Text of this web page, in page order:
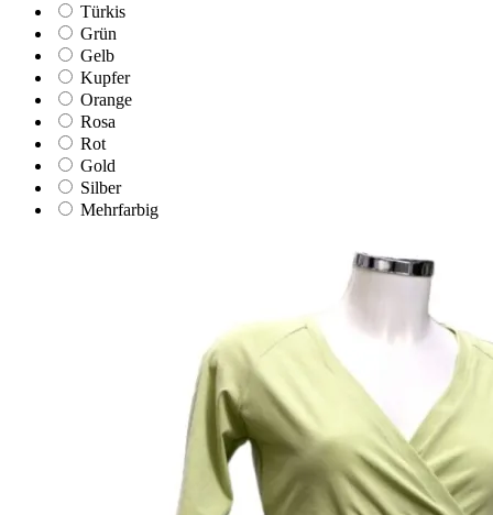
Türkis
Grün
Gelb
Kupfer
Orange
Rosa
Rot
Gold
Silber
Mehrfarbig